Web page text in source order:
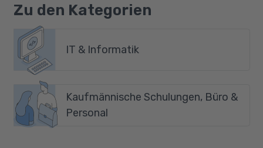
Zu den Kategorien
IT & Informatik
Kaufmännische Schulungen, Büro &
Personal